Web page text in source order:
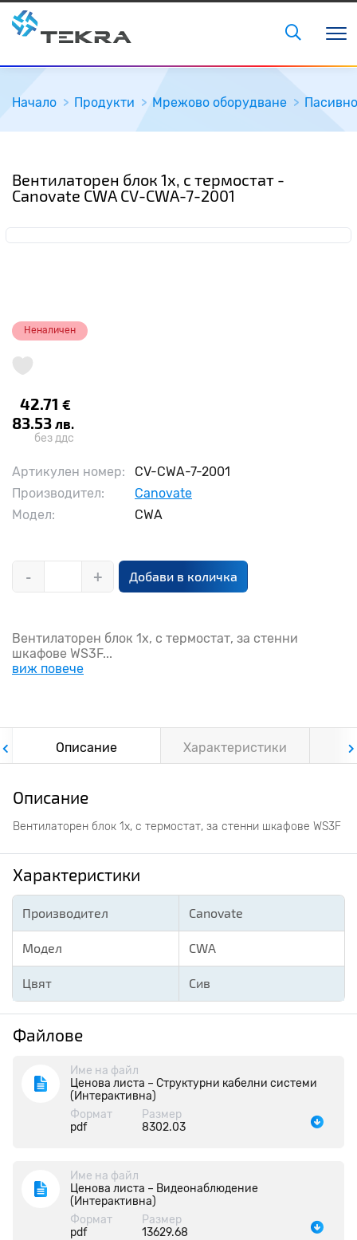
Начало Продукти Мрежово оборудване Пасивно
Вентилаторен блок 1х, с термостат -
Canovate CWA CV-CWA-7-2001
Неналичен
42.71 €
83.53 лв.
без ддс
Артикулен номер:
CV-CWA-7-2001
Производител:
Canovate
Модел:
CWA
- + Добави в количка
Вентилаторен блок 1х, с термостат, за стенни
шкафове WS3F...
виж повече
Описание Характеристики
Описание
Вентилаторен блок 1х, с термостат, за стенни шкафове WS3F
Характеристики
Производител Canovate
Модел CWA
Цвят Сив
Файлове
Име на файл
Ценова листа – Структурни кабелни системи
(Интерактивна)
Формат
pdf
Размер
8302.03
Име на файл
Ценова листа – Видеонаблюдение
(Интерактивна)
Формат
pdf
Размер
13629.68